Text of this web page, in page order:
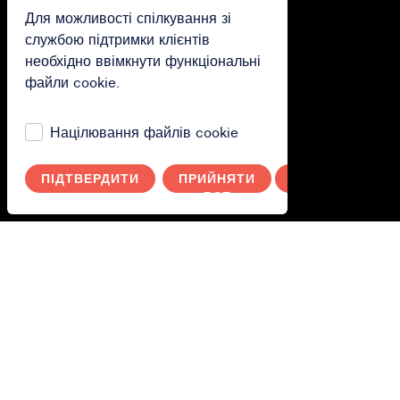
Відкриті дані
Відкриті дані
Умови використання
Політика конфіденційності
Для можливості спілкування зі
службою підтримки клієнтів
необхідно ввімкнути функціональні
файли cookie.
Націлювання файлів cookie
ПІДТВЕРДИТИ
ПРИЙНЯТИ
ВСЕ